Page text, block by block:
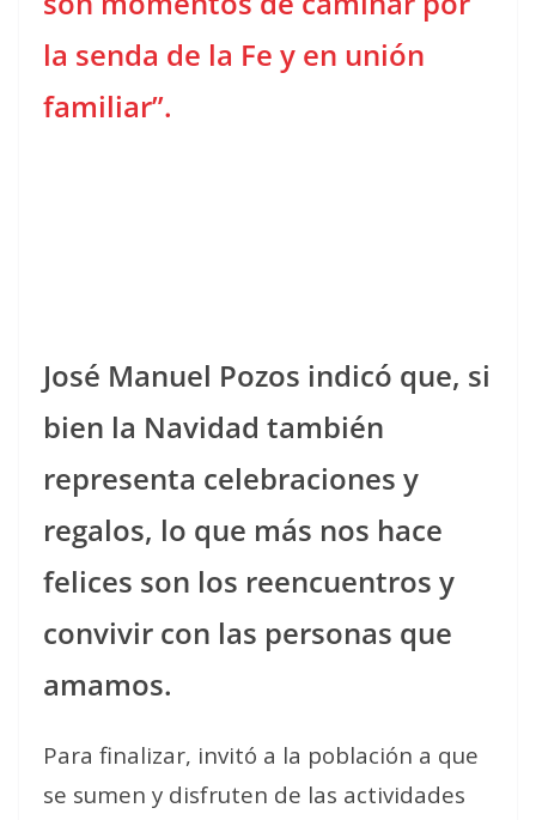
la senda de la Fe y en unión
familiar”.
José Manuel Pozos indicó que, si
bien la Navidad también
representa celebraciones y
regalos, lo que más nos hace
felices son los reencuentros y
convivir con las personas que
amamos.
Para finalizar, invitó a la población a que
se sumen y disfruten de las actividades